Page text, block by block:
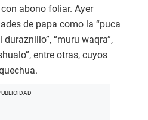
abono foliar. Ayer
de papa como la “puca
duraznillo”, “muru waqra”,
entre otras, cuyos